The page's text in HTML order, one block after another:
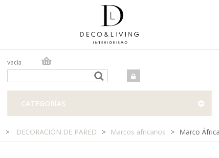
vacía
TIENDA FÍSICA
CATEGORÍAS
> DECORACIÓN DE PARED > Marcos africanos > Marco